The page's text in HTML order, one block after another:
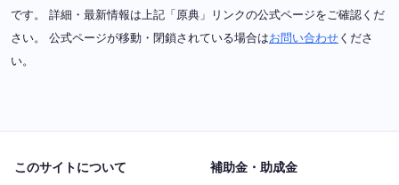
です。 詳細・最新情報は上記「原典」リンクの公式ページをご確認くだ
さい。 公式ページが移動・閉鎖されている場合はお問い合わせ くださ
い。
このサイトについて 補助金・助成金